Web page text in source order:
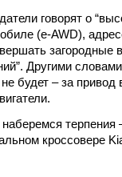
говорят о
(e-AWD),
загородные
Другими
будет – за привод
терпения
кроссовере